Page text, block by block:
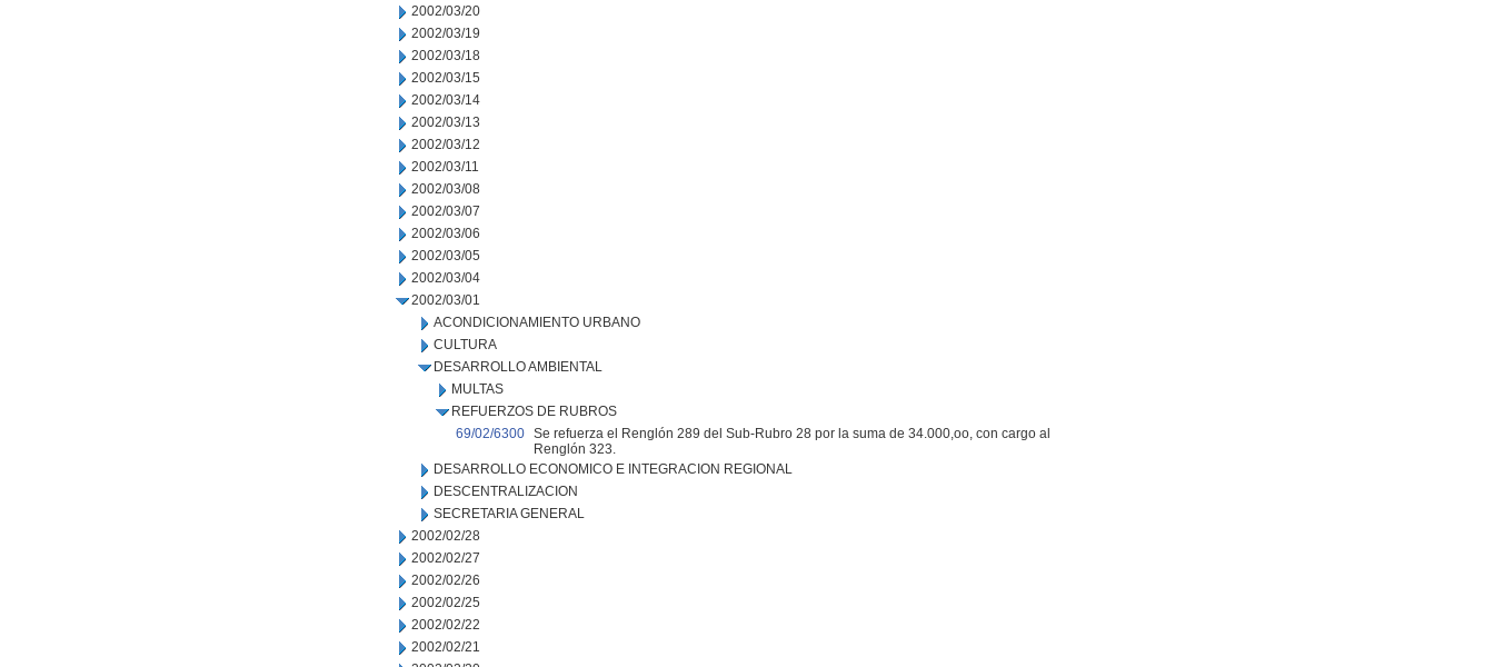
2002/03/20
2002/03/19
2002/03/18
2002/03/15
2002/03/14
2002/03/13
2002/03/12
2002/03/11
2002/03/08
2002/03/07
2002/03/06
2002/03/05
2002/03/04
2002/03/01
ACONDICIONAMIENTO URBANO
CULTURA
DESARROLLO AMBIENTAL
MULTAS
REFUERZOS DE RUBROS
69/02/6300 Se refuerza el Renglón 289 del Sub-Rubro 28 por la suma de 34.000,oo, con cargo al
Renglón 323.
DESARROLLO ECONOMICO E INTEGRACION REGIONAL
DESCENTRALIZACION
SECRETARIA GENERAL
2002/02/28
2002/02/27
2002/02/26
2002/02/25
2002/02/22
2002/02/21